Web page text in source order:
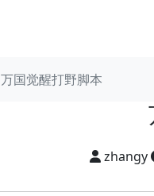
万国觉醒打野脚本
zhangy